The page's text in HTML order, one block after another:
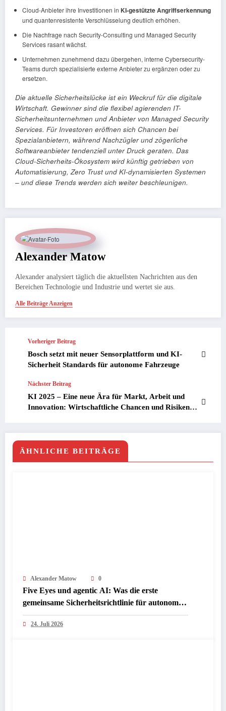
Cloud-Anbieter ihre Investitionen in KI-gestützte Angriffserkennung
und quantenresistente Verschlüsselung deutlich erhöhen.
Die Nachfrage nach Security-Consulting und Managed Security
Services rasant wächst.
Unternehmen zunehmend dazu übergehen, interne Cybersecurity-
Teams durch spezialisierte externe Anbieter zu ergänzen oder zu
ersetzen.
Die aktuelle Sicherheitslücke ist ein Weckruf für die digitale
Wirtschaft. Gewinner sind die flexibel agierenden IT-
Sicherheitsunternehmen und Anbieter von Managed Security
Services. Für Investoren eröffnen sich Chancen bei
Spezialanbietern, während Nachzügler und zögerliche
Softwareanbieter tendenziell unter Druck geraten. Das
Cloud-Sicherheits-Ökosystem wird künftig getrieben von
Automatisierung, Zero Trust und KI-dynamisierten Systemen
– und diese Trends werden sich weiter beschleunigen.
Alexander Matow
Alexander analysiert täglich die aktuellsten Nachrichten aus den
Bereichen Technologie und Industrie und wertet sie aus.
Alle Beiträge Anzeigen
Vorheriger Beitrag
Bosch setzt mit neuer Sensorplattform und KI-
Sicherheit Standards für autonome Fahrzeuge
Nächster Beitrag
KI 2025 – Eine neue Ära für Markt, Arbeit und
Innovation: Wirtschaftliche Chancen und Risiken
ÄHNLICHE BEITRÄGE
Alexander Matow 0
Five Eyes und agentic AI: Was die erste
gemeinsame Sicherheitsrichtlinie für autonome
KI-Agenten wirklich bedeutet
24. Juli 2026